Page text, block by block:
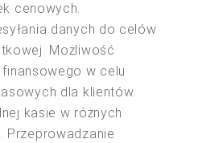
cenowych.
danych do celów
Możliwość
w celu
dla klientów.
kasie w różnych
Przeprowadzanie